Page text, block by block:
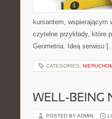
kursantem, wspierającym
czytelne przykłady, które
Geometria. Ideą serwisu
CATEGORIES:
WELL-BEING
POSTED BY ADMIN